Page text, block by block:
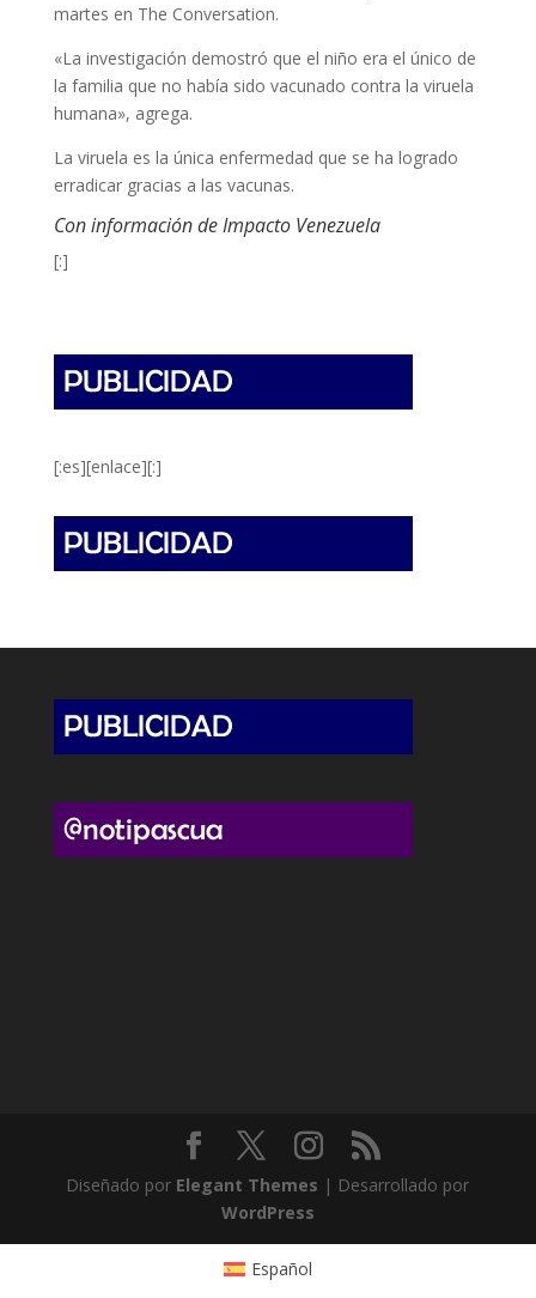
martes en The Conversation.
«La investigación demostró que el niño era el único de
la familia que no había sido vacunado contra la viruela
humana», agrega.
La viruela es la única enfermedad que se ha logrado
erradicar gracias a las vacunas.
Con información de Impacto Venezuela
[:]
[:es][enlace][:]
Diseñado por Elegant Themes | Desarrollado por
WordPress
Español